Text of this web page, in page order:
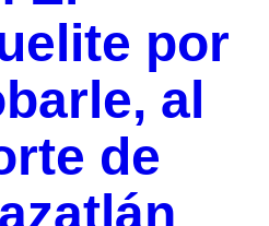
por
al
de